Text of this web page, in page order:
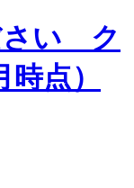
さい ク
点）